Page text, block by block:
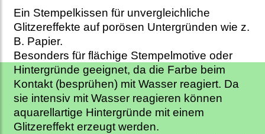
Ein Stempelkissen für unvergleichliche
Glitzereffekte auf porösen Untergründen wie z.
B. Papier.
Besonders für flächige Stempelmotive oder
Hintergründe geeignet, da die Farbe beim
Kontakt (besprühen) mit Wasser reagiert. Da
sie intensiv mit Wasser reagieren können
aquarellartige Hintergründe mit einem
Glitzereffekt erzeugt werden.